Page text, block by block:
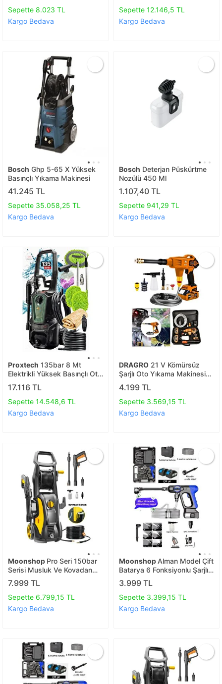
Sepette 8.023 TL
Kargo Bedava
Sepette 12.146,5 TL
Kargo Bedava
Bosch Ghp 5-65 X Yüksek
Basınçlı Yıkama Makinesi
41.245 TL
Sepette 35.058,25 TL
Kargo Bedava
Bosch Deterjan Püskürtme
Nozülü 450 Ml
1.107,40 TL
Sepette 941,29 TL
Kargo Bedava
Proxtech 135bar 8 Mt
Elektrikli Yüksek Basınçlı Oto
Yıkama Zemin Temizleme
Makinesi Çelik Takviyeli
Hortum
17.116 TL
Sepette 14.548,6 TL
Kargo Bedava
DRAGRO 21 V Kömürsüz
Şarjlı Oto Yıkama Makinesi
Çift Akülü Bahçe Yıkama
Makinasi
4.199 TL
Sepette 3.569,15 TL
Kargo Bedava
Moonshop Pro Seri 150bar
Serisi Musluk Ve Kovadan
Çekme Yüksek Basınçlı Oto
Yıkama Makinesi 8 Metre
Hortum
7.999 TL
Sepette 6.799,15 TL
Kargo Bedava
Moonshop Alman Model Çift
Batarya 6 Fonksiyonlu Şarjlı
Oto Hayvan Yıkama Bahçe
Sulama Makinesi Çift
Batarya
3.999 TL
Sepette 3.399,15 TL
Kargo Bedava